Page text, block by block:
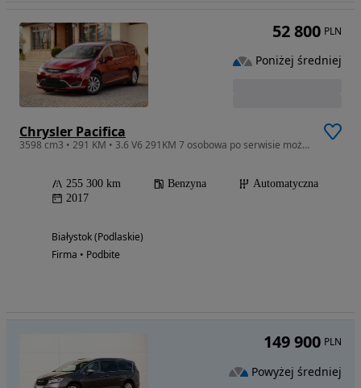
Chrysler Pacifica
3598 cm3 • 291 KM • 3.6 V6 291KM 7 osobowa po serwisie możliwa zamiana ,zarejestrowana
255 300 km Benzyna
Automatyczna
2017
Białystok (Podlaskie)
Firma • Podbite
52 800 PLN
Poniżej średniej
149 900 PLN
Powyżej średniej